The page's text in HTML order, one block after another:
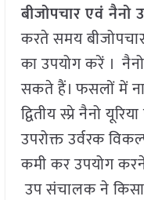
बीजोपचार एवं नैनो
करते समय
का उपयोग करें । नैनो
सकते हैं। फसलों में
द्वितीय स्प्रे नैनो
उपरोक्त उर्वरक
कमी कर उपयोग
उप संचालक ने